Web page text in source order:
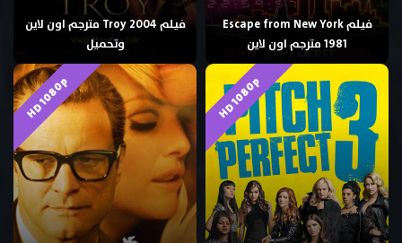
فيلم Escape from New York
1981 مترجم اون لاين
فيلم Troy 2004 مترجم اون لاين
وتحميل
HD 1080p
HD 1080p